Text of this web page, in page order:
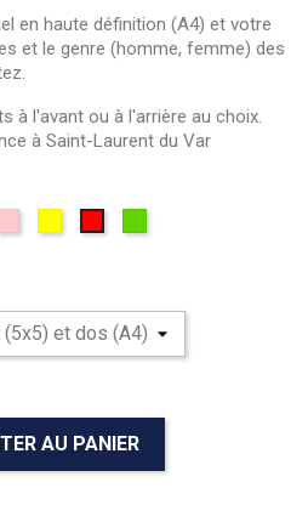
en haute définition (A4) et votre
et le genre (homme, femme) des
à l'avant ou à l'arrière au choix.
à Saint-Laurent du Var
AU PANIER